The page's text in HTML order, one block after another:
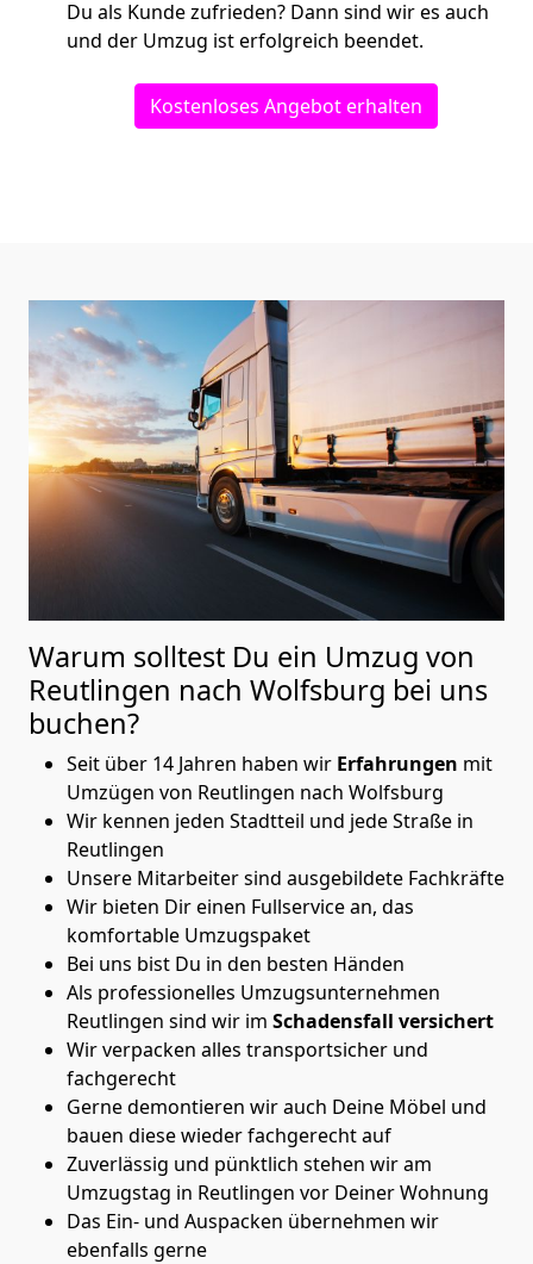
Du als Kunde zufrieden? Dann sind wir es auch
und der Umzug ist erfolgreich beendet.
Kostenloses Angebot erhalten
Warum solltest Du ein Umzug von
Reutlingen nach Wolfsburg bei uns
buchen?
Seit über 14 Jahren haben wir Erfahrungen mit
Umzügen von Reutlingen nach Wolfsburg
Wir kennen jeden Stadtteil und jede Straße in
Reutlingen
Unsere Mitarbeiter sind ausgebildete Fachkräfte
Wir bieten Dir einen Fullservice an, das
komfortable Umzugspaket
Bei uns bist Du in den besten Händen
Als professionelles Umzugsunternehmen
Reutlingen sind wir im Schadensfall versichert
Wir verpacken alles transportsicher und
fachgerecht
Gerne demontieren wir auch Deine Möbel und
bauen diese wieder fachgerecht auf
Zuverlässig und pünktlich stehen wir am
Umzugstag in Reutlingen vor Deiner Wohnung
Das Ein- und Auspacken übernehmen wir
ebenfalls gerne